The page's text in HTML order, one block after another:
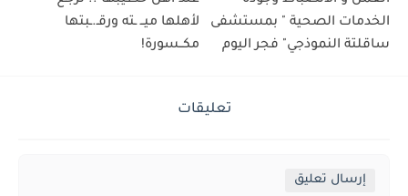
الخدمات الصحية " بمستشفى
ساقلتة النموذجي" فجر اليوم
لأهلها ميــ ـته ورقـ.ـبتها
مكــسورة!
تعليقات
إرسال تعليق